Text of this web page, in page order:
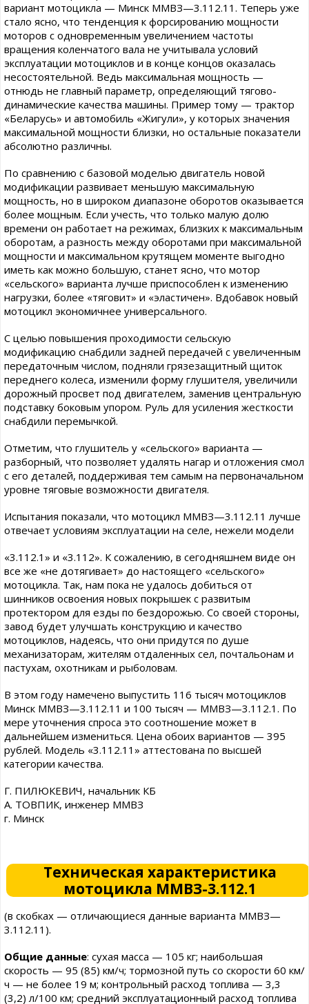
вариант мотоцикла — Минск ММВЗ—3.112.11. Теперь уже
стало ясно, что тенденция к форсированию мощности
моторов с одновременным увеличением частоты
вращения коленчатого вала не учитывала условий
эксплуатации мотоциклов и в конце концов оказалась
несостоятельной. Ведь максимальная мощность —
отнюдь не главный параметр, определяющий тягово-
динамические качества машины. Пример тому — трактор
«Беларусь» и автомобиль «Жигули», у которых значения
максимальной мощности близки, но остальные показатели
абсолютно различны.
По сравнению с базовой моделью двигатель новой
модификации развивает меньшую максимальную
мощность, но в широком диапазоне оборотов оказывается
более мощным. Если учесть, что только малую долю
времени он работает на режимах, близких к максимальным
оборотам, а разность между оборотами при максимальной
мощности и максимальном крутящем моменте выгодно
иметь как можно большую, станет ясно, что мотор
«сельского» варианта лучше приспособлен к изменению
нагрузки, более «тяговит» и «эластичен». Вдобавок новый
мотоцикл экономичнее универсального.
С целью повышения проходимости сельскую
модификацию снабдили задней передачей с увеличенным
передаточным числом, подняли грязезащитный щиток
переднего колеса, изменили форму глушителя, увеличили
дорожный просвет под двигателем, заменив центральную
подставку боковым упором. Руль для усиления жесткости
снабдили перемычкой.
Отметим, что глушитель у «сельского» варианта —
разборный, что позволяет удалять нагар и отложения смол
с его деталей, поддерживая тем самым на первоначальном
уровне тяговые возможности двигателя.
Испытания показали, что мотоцикл ММВЗ—3.112.11 лучше
отвечает условиям эксплуатации на селе, нежели модели
«3.112.1» и «3.112». К сожалению, в сегодняшнем виде он
все же «не дотягивает» до настоящего «сельского»
мотоцикла. Так, нам пока не удалось добиться от
шинников освоения новых покрышек с развитым
протектором для езды по бездорожью. Со своей стороны,
завод будет улучшать конструкцию и качество
мотоциклов, надеясь, что они придутся по душе
механизаторам, жителям отдаленных сел, почтальонам и
пастухам, охотникам и рыболовам.
В этом году намечено выпустить 116 тысяч мотоциклов
Минск ММВЗ—3.112.11 и 100 тысяч — ММВЗ—3.112.1. По
мере уточнения спроса это соотношение может в
дальнейшем измениться. Цена обоих вариантов — 395
рублей. Модель «3.112.11» аттестована по высшей
категории качества.
Г. ПИЛЮКЕВИЧ, начальник КБ
А. ТОВПИК, инженер ММВЗ
г. Минск
Техническая характеристика
мотоцикла ММВЗ-3.112.1
(в скобках — отличающиеся данные варианта ММВЗ—
3.112.11).
Общие данные: сухая масса — 105 кг; наибольшая
скорость — 95 (85) км/ч; тормозной путь со скорости 60 км/
ч — не более 19 м; контрольный расход топлива — 3,3
(3,2) л/100 км; средний эксплуатационный расход топлива